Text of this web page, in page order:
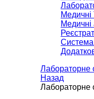
Медичні
Система
Лабораторне
Назад
Лабораторне